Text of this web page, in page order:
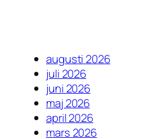
augusti 2026
juli 2026
juni 2026
maj 2026
april 2026
mars 2026